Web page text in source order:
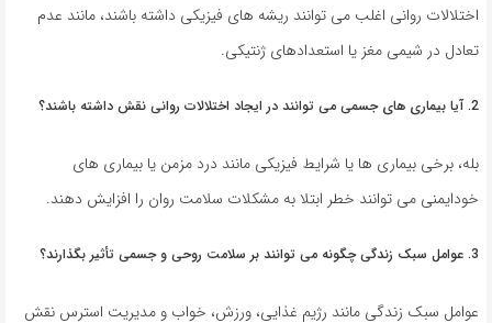
اختلالات روانی اغلب می توانند ریشه های فیزیکی داشته باشند، مانند عدم
تعادل در شیمی مغز یا استعدادهای ژنتیکی.
2. آیا بیماری های جسمی می توانند در ایجاد اختلالات روانی نقش داشته باشند؟
بله، برخی بیماری ها یا شرایط فیزیکی مانند درد مزمن یا بیماری های
خودایمنی می توانند خطر ابتلا به مشکلات سلامت روان را افزایش دهند.
3. عوامل سبک زندگی چگونه می توانند بر سلامت روحی و جسمی تأثیر بگذارند؟
عوامل سبک زندگی مانند رژیم غذایی، ورزش، خواب و مدیریت استرس نقش